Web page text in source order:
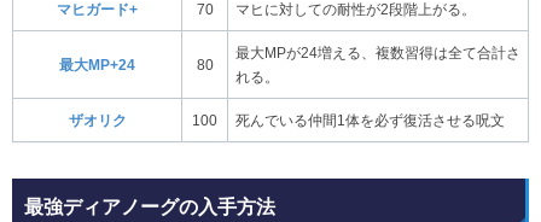
マヒガード+ 70 マヒに対しての耐性が2段階上がる。
最大MP+24 80
最大MPが24増える、複数習得は全て合計さ
れる。
ザオリク 100 死んでいる仲間1体を必ず復活させる呪文
最強ディアノーグの入手方法